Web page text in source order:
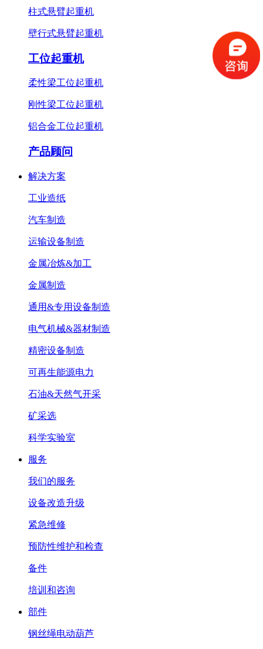
柱式悬臂起重机
壁行式悬臂起重机
工位起重机
柔性梁工位起重机
刚性梁工位起重机
铝合金工位起重机
产品顾问
解决方案
工业造纸
汽车制造
运输设备制造
金属冶炼&加工
金属制造
通用&专用设备制造
电气机械&器材制造
精密设备制造
可再生能源电力
石油&天然气开采
矿采选
科学实验室
服务
我们的服务
设备改造升级
紧急维修
预防性维护和检查
备件
培训和咨询
部件
钢丝绳电动葫芦